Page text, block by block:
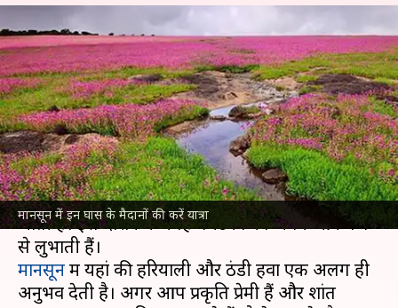
मानसून में इन घास के मैदानों की करें यात्रा
मानसून के दौरान भारत के इन घास
के मैदानों की यात्रा बन सकती है
यादगार
लेखन अंजली Jul 06, 2026 02:15 pm
क्या है खबर?
घास के मैदानों की हरियाली मानसून के दौरान और भी बढ़
जाती है। इस दौरान ये जगहें पर्यटकों को अपने आकर्षण
मानसूनमें यहां की हरियाली और ठंडी हवा एक अलग ही
अनुभव देती है। अगर आप प्रकृति प्रेमी हैं और शांत